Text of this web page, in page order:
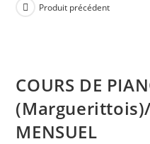
Produit précédent
COURS DE
(Marguerittois)/
MENSUEL